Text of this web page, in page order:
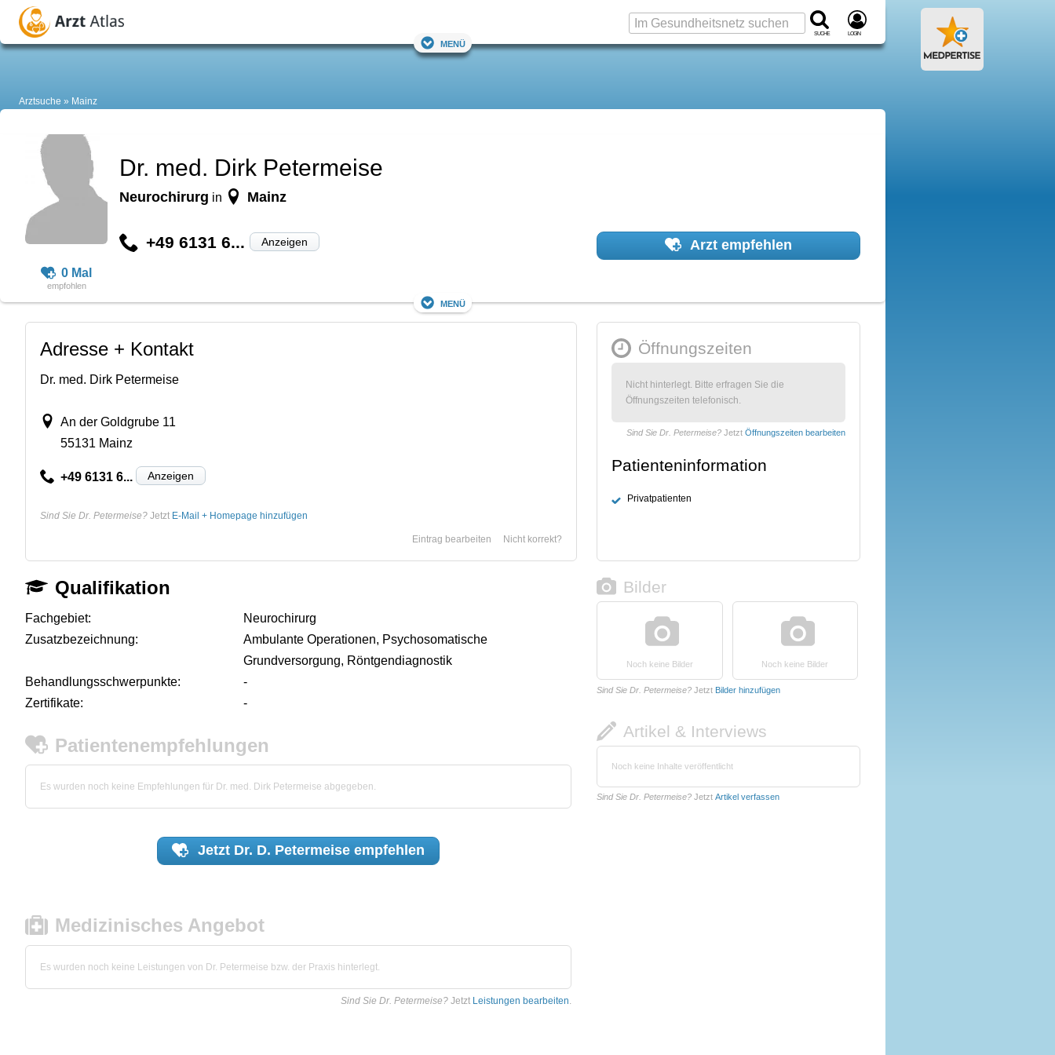
Suche Login
Menü
Arztsuche Mainz
0 Mal
Dr. med. Dirk Petermeise
Neurochirurg in Mainz
+49 6131 6... Anzeigen Arzt empfehlen
Menü
Adresse + Kontakt
Dr. med. Dirk Petermeise
An der Goldgrube 11
55131 Mainz
+49 6131 6... Anzeigen
Sind Sie Dr. Petermeise? Jetzt E-Mail + Homepage hinzufügen
Nicht korrekt?
Eintrag bearbeiten
Öffnungszeiten
Nicht hinterlegt. Bitte erfragen Sie die
Öffnungszeiten telefonisch.
Sind Sie Dr. Petermeise? Jetzt Öffnungszeiten bearbeiten
Patienteninformation
Privatpatienten
Qualifikation
Fachgebiet:
Neurochirurg
Zusatzbezeichnung:
Ambulante Operationen, Psychosomatische
Grundversorgung, Röntgendiagnostik
Behandlungsschwerpunkte:
-
Zertifikate:
-
Patientenempfehlungen
Es wurden noch keine Empfehlungen für Dr. med. Dirk Petermeise abgegeben.
Jetzt Dr. D. Petermeise empfehlen
Medizinisches Angebot
Es wurden noch keine Leistungen von Dr. Petermeise bzw. der Praxis hinterlegt.
Sind Sie Dr. Petermeise? Jetzt Leistungen bearbeiten.
Bilder
Noch keine Bilder Noch keine Bilder
Sind Sie Dr. Petermeise? Jetzt Bilder hinzufügen
Artikel & Interviews
Noch keine Inhalte veröffentlicht
Sind Sie Dr. Petermeise? Jetzt Artikel verfassen